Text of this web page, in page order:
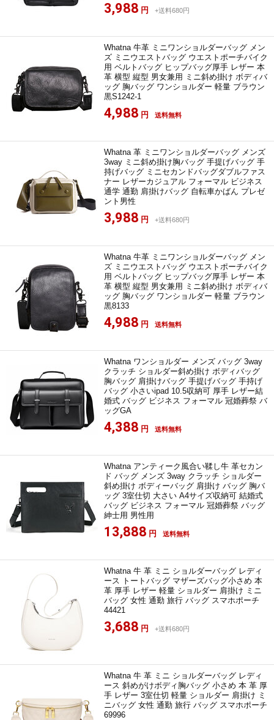
3,988 円 +送料680円
Whatna 牛革 ミニワンショルダーバッグ メン
ズ ミニウエストバッグ ウエストポーチバイク
用 ベルトバッグ ヒップバッグ厚手 レザー 本
革 横型 縦型 男女兼用 ミニ斜め掛け ボディバ
ッグ 胸バッグ ワンショルダー 軽量 ブラウン
黒S1242-1
4,988 円 送料無料
Whatna 革 ミニワンショルダーバッグ メンズ
3way ミニ斜め掛け胸バッグ 手提げバッグ 手
持げバッグ ミニセカンドバッグダブルファス
ナー レザーカジュアル フォーマル ビジネス
通学 通勤 肩掛けバッグ 自転車かばん プレゼ
ント男性
3,988 円 +送料680円
Whatna 牛革 ミニワンショルダーバッグ メン
ズ ミニウエストバッグ ウエストポーチバイク
用 ベルトバッグ ヒップバッグ厚手 レザー 本
革 横型 縦型 男女兼用 ミニ斜め掛け ボディバ
ッグ 胸バッグ ワンショルダー 軽量 ブラウン
黒8133
4,988 円 送料無料
Whatna ワンショルダー メンズ バッグ 3way
クラッチ ショルダー斜め掛け ボディバッグ
胸バッグ 肩掛けバッグ 手提げバッグ 手持げ
バッグ 小さいipad 10.5収納可 厚手 レザー結
婚式 バッグ ビジネス フォーマル 冠婚葬祭 バ
ッグGA
4,388 円 送料無料
Whatna アンティーク風合い鞣し牛 革セカン
ド バッグ メンズ 3way クラッチ ショルダー
斜め掛け ボディーバッグ 肩掛け バッグ 胸バ
ッグ 3室仕切 大さい A4サイズ収納可 結婚式
バッグ ビジネス フォーマル 冠婚葬祭 バッグ
紳士用 男性用
13,888 円 送料無料
Whatna 牛 革 ミニ ショルダーバッグ レディ
ース トートバッグ マザーズバッグ小さめ 本
革 厚手 レザー 軽量 ショルダー 肩掛け ミニ
バッグ 女性 通勤 旅行 バッグ スマホポーチ
44421
3,688 円 +送料680円
Whatna 牛 革 ミニ ショルダーバッグ レディ
ース 斜めがけボディ胸バッグ 小さめ 本 革 厚
手 レザー 3室仕切 軽量 ショルダー 肩掛け ミ
ニバッグ 女性 通勤 旅行 バッグ スマホポーチ
69996